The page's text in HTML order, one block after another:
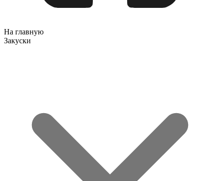
На главную
Закуски